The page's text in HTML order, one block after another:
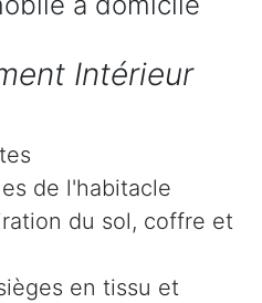
Intérieur
de l'habitacle
du sol, coffre et
en tissu et